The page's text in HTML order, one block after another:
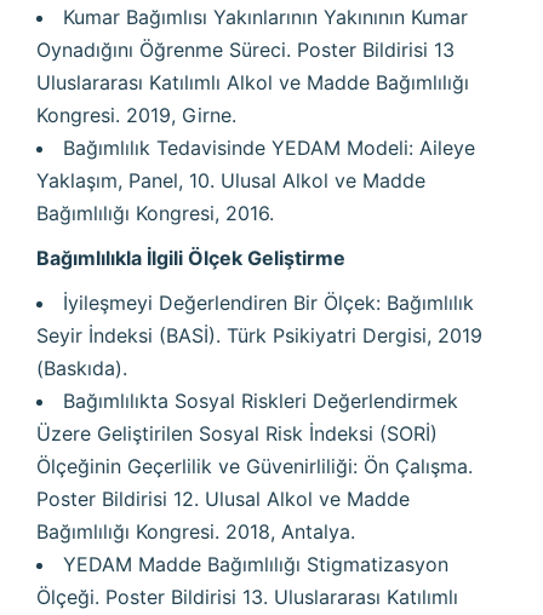
Kumar Bağımlısı Yakınlarının Yakınının Kumar
Oynadığını Öğrenme Süreci. Poster Bildirisi 13
Uluslararası Katılımlı Alkol ve Madde Bağımlılığı
Kongresi. 2019, Girne.
Bağımlılık Tedavisinde YEDAM Modeli: Aileye
Yaklaşım, Panel, 10. Ulusal Alkol ve Madde
Bağımlılığı Kongresi, 2016.
Bağımlılıkla İlgili Ölçek Geliştirme
İyileşmeyi Değerlendiren Bir Ölçek: Bağımlılık
Seyir İndeksi (BASİ). Türk Psikiyatri Dergisi, 2019
(Baskıda).
Bağımlılıkta Sosyal Riskleri Değerlendirmek
Üzere Geliştirilen Sosyal Risk İndeksi (SORİ)
Ölçeğinin Geçerlilik ve Güvenirliliği: Ön Çalışma.
Poster Bildirisi 12. Ulusal Alkol ve Madde
Bağımlılığı Kongresi. 2018, Antalya.
YEDAM Madde Bağımlılığı Stigmatizasyon
Ölçeği. Poster Bildirisi 13. Uluslararası Katılımlı